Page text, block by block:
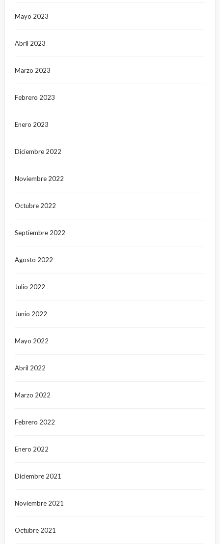
Mayo 2023
Abril 2023
Marzo 2023
Febrero 2023
Enero 2023
Diciembre 2022
Noviembre 2022
Octubre 2022
Septiembre 2022
Agosto 2022
Julio 2022
Junio 2022
Mayo 2022
Abril 2022
Marzo 2022
Febrero 2022
Enero 2022
Diciembre 2021
Noviembre 2021
Octubre 2021